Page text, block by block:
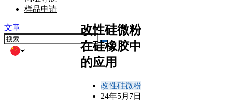
样品申请
文章
改性硅微粉
在硅橡胶中
的应用
改性硅微粉
24年5月7日